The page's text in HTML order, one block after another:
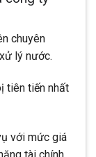
chuyên
lý nước.
tiên tiến nhất
với mức giá